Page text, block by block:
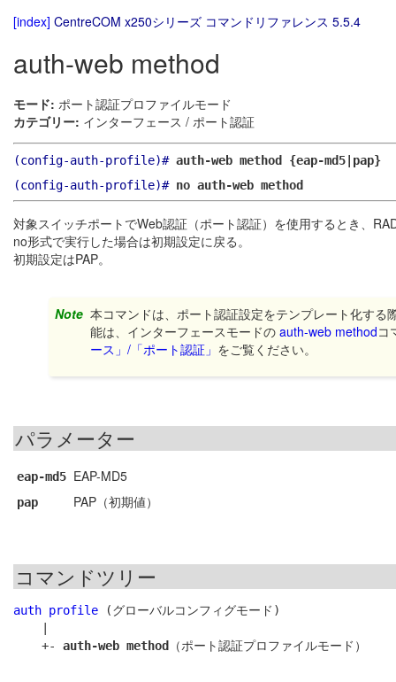
[index] CentreCOM x250シリーズ コマンドリファレンス 5.5.4
auth-web method
モード: ポート認証プロファイルモード
カテゴリー: インターフェース / ポート認証
(config-auth-profile)# auth-web method {eap-md5|pap}
(config-auth-profile)# no auth-web method
対象スイッチポートでWeb認証（ポート認証）を使用するとき、
no形式で実行した場合は初期設定に戻る。
初期設定はPAP。
Note 本コマンドは、ポート認証設定をテンプレート化す
能は、インターフェースモードのauth-web methodコ
ース」/「ポート認証」 をご覧ください。
パラメーター
eap-md5 EAP-MD5
pap PAP（初期値）
コマンドツリー
auth profile (グローバルコンフィグモード)
    +-
auth-web method